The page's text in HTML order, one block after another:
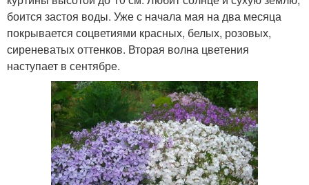
боится застоя воды. Уже с начала мая на два месяца
покрывается соцветиями красных, белых, розовых,
сиреневатых оттенков. Вторая волна цветения
наступает в сентябре.